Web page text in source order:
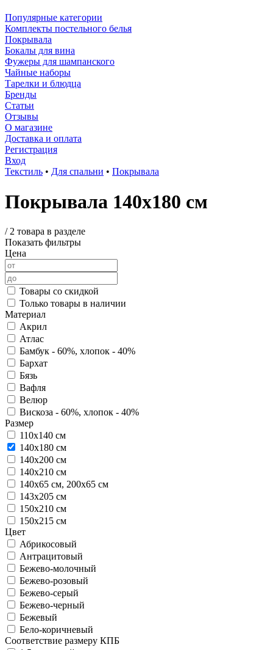
Популярные категории
Комплекты постельного белья
Покрывала
Бокалы для вина
Фужеры для шампанского
Чайные наборы
Тарелки и блюдца
Бренды
Статьи
Отзывы
О магазине
Доставка и оплата
Регистрация
Вход
Текстиль • Для спальни • Покрывала
Покрывала 140х180 см
/ 2 товара в разделе
Показать фильтры
Цена
Товары со скидкой
Только товары в наличии
Материал
Акрил
Атлас
Бамбук - 60%, хлопок - 40%
Бархат
Бязь
Вафля
Велюр
Вискоза - 60%, хлопок - 40%
Размер
110х140 см
140х180 см
140х200 см
140х210 см
140х65 см, 200х65 см
143х205 см
150х210 см
150х215 см
Цвет
Абрикосовый
Антрацитовый
Бежево-молочный
Бежево-розовый
Бежево-серый
Бежево-черный
Бежевый
Бело-коричневый
Соответствие размеру КПБ